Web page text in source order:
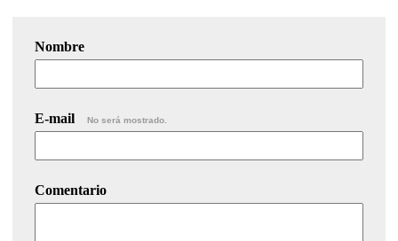
Nombre
E-mail No será mostrado.
Comentario